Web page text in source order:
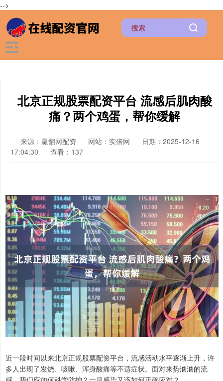
-->
北京正规股票配资平台 流感后肌肉酸
痛？两个鸡蛋，帮你缓解
来源：赢翻网配资 网站：实倍网
日期：2025-12-16
17:04:30
查看：137
近一段时间以来北京正规股票配资平台，流感活动水平逐渐上升，许
多人出现了发烧、咳嗽、浑身酸痛等不适症状。面对来势汹汹的流